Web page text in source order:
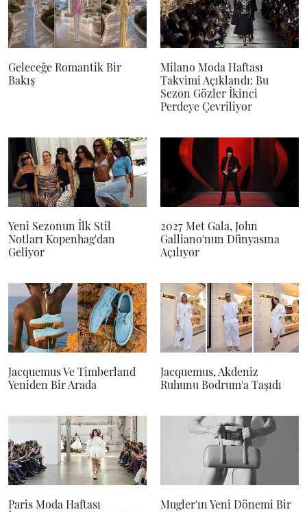
Geleceğe Romantik Bir
Bakış
Milano Moda Haftası
Takvimi Açıklandı: Bu
Sezon Gözler İkinci
Perdeye Çevriliyor
Yeni Sezonun İlk Stil
Notları Kopenhag'dan
Geliyor
2027 Met Gala, John
Galliano'nun Dünyasına
Açılıyor
Jacquemus Ve Timberland
Yeniden Bir Arada
Jacquemus, Akdeniz
Ruhunu Bodrum'a Taşıdı
Paris Moda Haftası
Mugler'ın Yeni Dönemi Bir